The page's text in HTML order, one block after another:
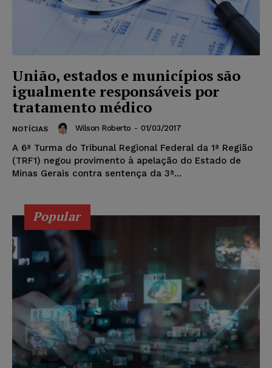
União, estados e municípios são
igualmente responsáveis por
tratamento médico
NOTÍCIAS Wilson Roberto - 01/03/2017
A 6ª Turma do Tribunal Regional Federal da 1ª Região
(TRF1) negou provimento à apelação do Estado de
Minas Gerais contra sentença da 3ª...
Popular